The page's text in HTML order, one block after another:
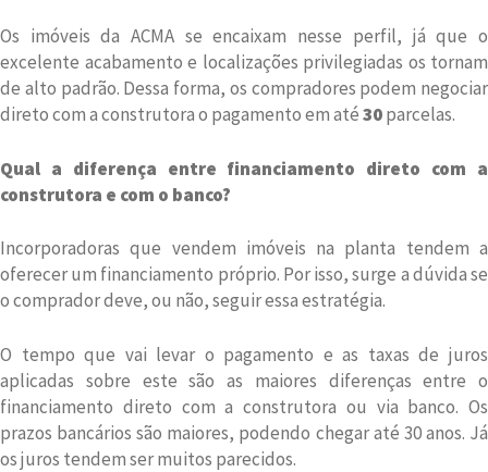
Os imóveis da ACMA se encaixam nesse perfil, já que o
excelente acabamento e localizações privilegiadas os tornam
de alto padrão. Dessa forma, os compradores podem negociar
direto com a construtora o pagamento em até30parcelas.
Qual a diferença entre financiamento direto com a
construtora e com o banco?
Incorporadoras que vendem imóveis na planta tendem a
oferecer um financiamento próprio. Por isso, surge a dúvida se
o comprador deve, ou não, seguir essa estratégia.
O tempo que vai levar o pagamento e as taxas de juros
aplicadas sobre este são as maiores diferenças entre o
financiamento direto com a construtora ou via banco. Os
prazos bancários são maiores, podendo chegar até 30 anos. Já
os juros tendem ser muitos parecidos.